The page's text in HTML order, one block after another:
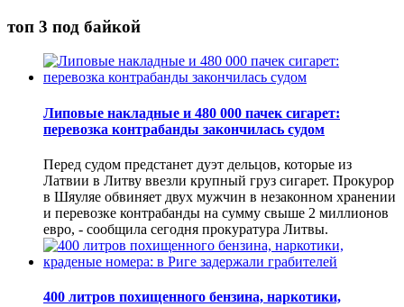
топ 3 под байкой
Липовые накладные и 480 000 пачек сигарет:
перевозка контрабанды закончилась судом
Перед судом предстанет дуэт дельцов, которые из
Латвии в Литву ввезли крупный груз сигарет. Прокурор
в Шяуляе обвиняет двух мужчин в незаконном хранении
и перевозке контрабанды на сумму свыше 2 миллионов
евро, - сообщила сегодня прокуратура Литвы.
400 литров похищенного бензина, наркотики,